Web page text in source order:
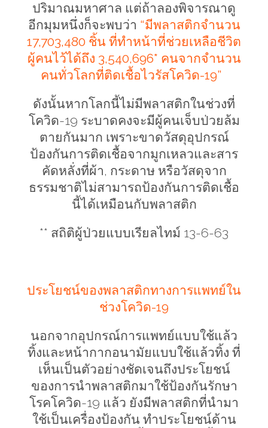
ปริมาณมหาศาล แต่ถ้าลองพิจารณาดู
อีกมุมหนึ่งก็จะพบว่า “มีพลาสติกจำนวน
17,703,480 ชิ้น ที่ทำหน้าที่ช่วยเหลือชีวิต
ผู้คนไว้ได้ถึง 3,540,696* คนจากจำนวน
คนทั่วโลกที่ติดเชื้อไวรัสโควิด-19”
ดังนั้นหากโลกนี้ไม่มีพลาสติกในช่วงที่
โควิด-19 ระบาดคงจะมีผู้คนเจ็บป่วยล้ม
ตายกันมาก เพราะขาดวัสดุอุปกรณ์
ป้องกันการติดเชื้อจากมูกเหลวและสาร
คัดหลั่งที่ผ้า, กระดาษ หรือวัสดุจาก
ธรรมชาติไม่สามารถป้องกันการติดเชื้อ
นี้ได้เหมือนกับพลาสติก
** สถิติผู้ป่วยแบบเรียลไทม์ 13-6-63
ประโยชน์ของพลาสติกทางการแพทย์ใน
ช่วงโควิด-19
นอกจากอุปกรณ์การแพทย์แบบใช้แล้ว
ทิ้งและหน้ากากอนามัยแบบใช้แล้วทิ้ง ที่
เห็นเป็นตัวอย่างชัดเจนถึงประโยชน์
ของการนำพลาสติกมาใช้ป้องกันรักษา
โรคโควิด-19 แล้ว ยังมีพลาสติกที่นำมา
ใช้เป็นเครื่องป้องกัน ทำประโยชน์ด้าน